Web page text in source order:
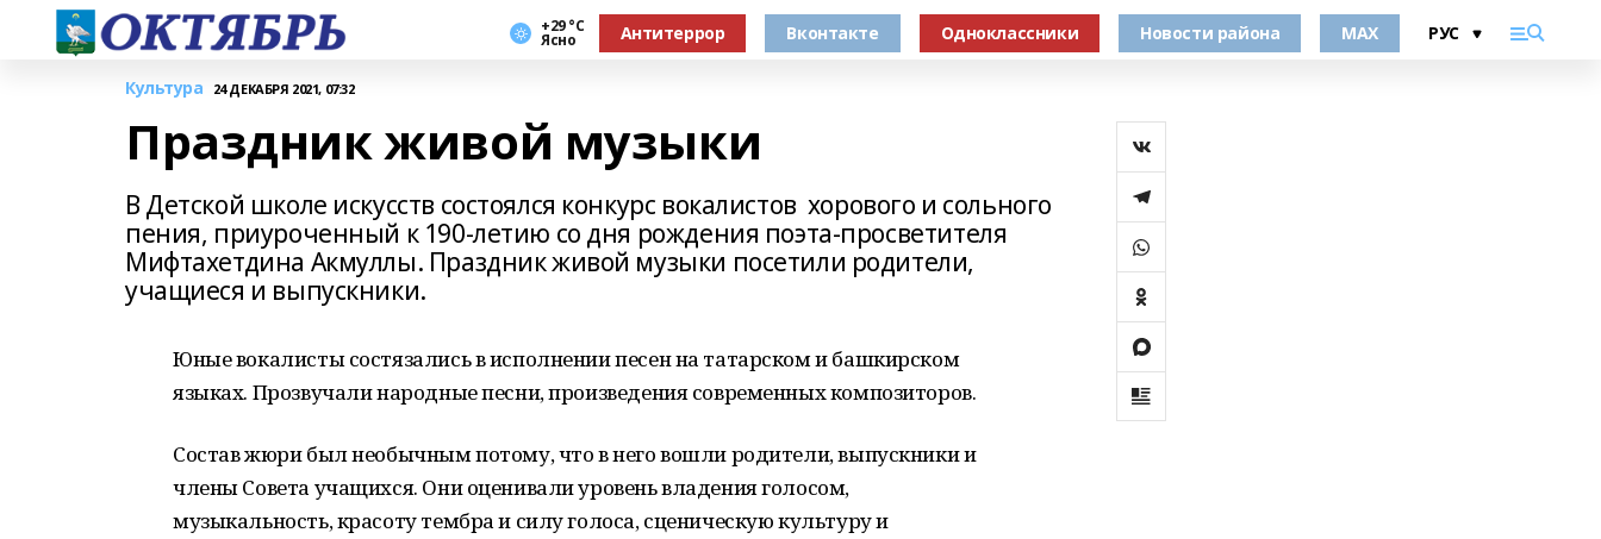
+29 °С
Ясно Антитеррор Вконтакте Одноклассники Новости района MAX
Культура 24 ДЕКАБРЯ 2021, 07:32
Праздник живой музыки
В Детской школе искусств состоялся конкурс вокалистов хорового и сольного
пения, приуроченный к 190-летию со дня рождения поэта-просветителя
Мифтахетдина Акмуллы. Праздник живой музыки посетили родители,
учащиеся и выпускники.
Юные вокалисты состязались в исполнении песен на татарском и башкирском
языках. Прозвучали народные песни, произведения современных композиторов.
Состав жюри был необычным потому, что в него вошли родители, выпускники и
члены Совета учащихся. Они оценивали уровень владения голосом,
музыкальность, красоту тембра и силу голоса, сценическую культуру и